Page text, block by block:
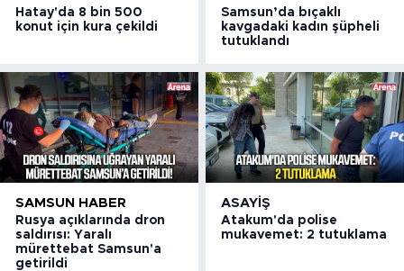
Hatay'da 8 bin 500
konut için kura çekildi
Samsun’da bıçaklı
kavgadaki kadın şüpheli
tutuklandı
SAMSUN HABER
Rusya açıklarında dron
saldırısı: Yaralı
mürettebat Samsun'a
getirildi
ASAYIŞ
Atakum'da polise
mukavemet: 2 tutuklama